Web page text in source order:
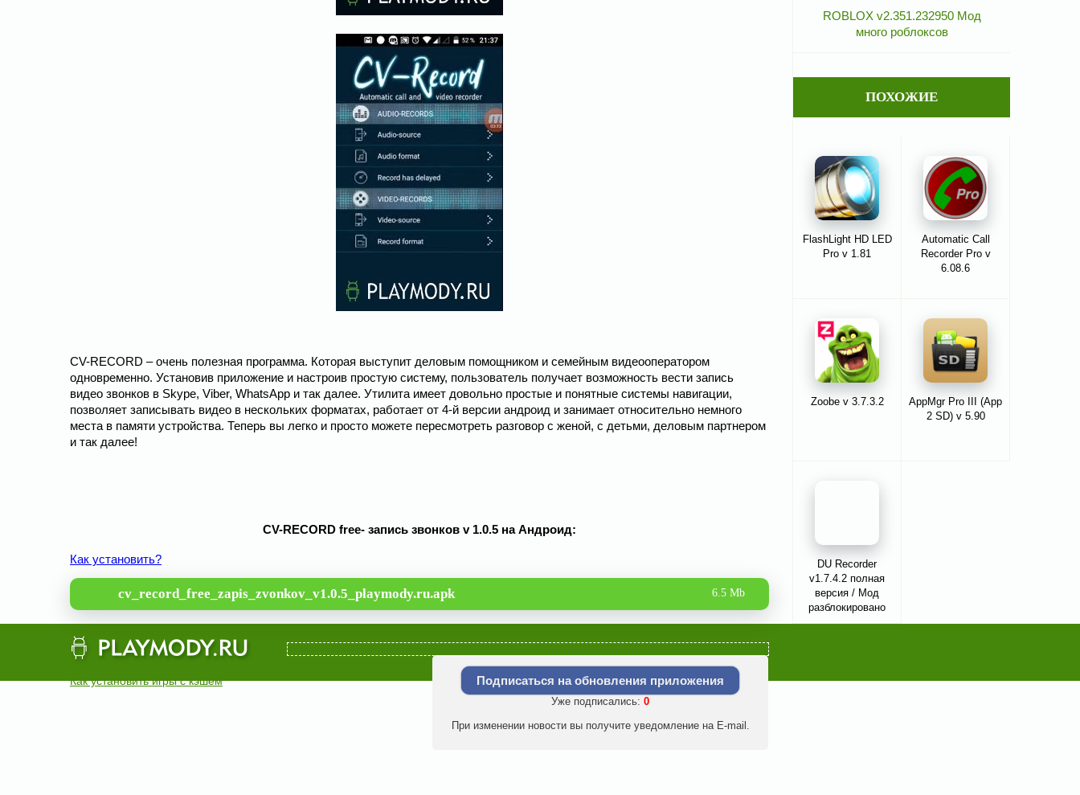
CV-RECORD – очень полезная программа. Которая выступит деловым помощником и семейным видеооператором
одновременно. Установив приложение и настроив простую систему, пользователь получает возможность вести запись
видео звонков в Skype, Viber, WhatsApp и так далее. Утилита имеет довольно простые и понятные системы навигации,
позволяет записывать видео в нескольких форматах, работает от 4-й версии андроид и занимает относительно немного
места в памяти устройства. Теперь вы легко и просто можете пересмотреть разговор с женой, с детьми, деловым партнером
и так далее!
CV-RECORD free- запись звонков v 1.0.5 на Андроид:
Как установить?
cv_record_free_zapis_zvonkov_v1.0.5_playmody.ru.apk 6.5 Mb
Как установить игры с кэшем Подписаться на обновления приложения
Уже подписались: 0
При изменении новости вы получите уведомление на E-mail.
ROBLOX v2.351.232950 Мод
много роблоксов
ПОХОЖИЕ
FlashLight HD LED
Pro v 1.81
Automatic Call
Recorder Pro v
6.08.6
Zoobe v 3.7.3.2
AppMgr Pro III (App
2 SD) v 5.90
DU Recorder
v1.7.4.2 полная
версия / Мод
разблокировано